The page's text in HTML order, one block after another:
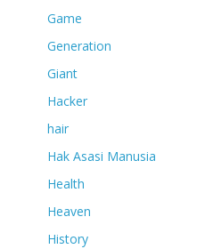
Game
Generation
Giant
Hacker
hair
Hak Asasi Manusia
Health
Heaven
History